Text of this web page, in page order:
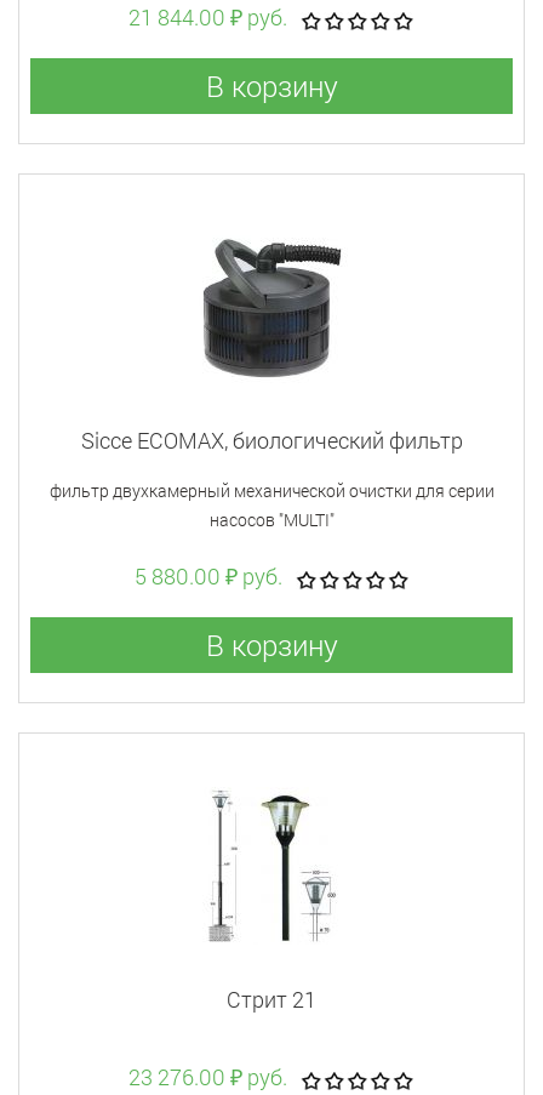
21 844.00 ₽ руб.
В корзину
Sicce ECOMAX, биологический фильтр
фильтр двухкамерный механической очистки для серии
насосов "MULTI"
5 880.00 ₽ руб.
В корзину
Стрит 21
23 276.00 ₽ руб.